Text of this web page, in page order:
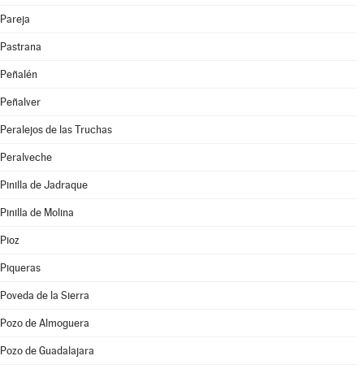
Pareja
Pastrana
Peñalén
Peñalver
Peralejos de las Truchas
Peralveche
Pinilla de Jadraque
Pinilla de Molina
Pioz
Piqueras
Poveda de la Sierra
Pozo de Almoguera
Pozo de Guadalajara